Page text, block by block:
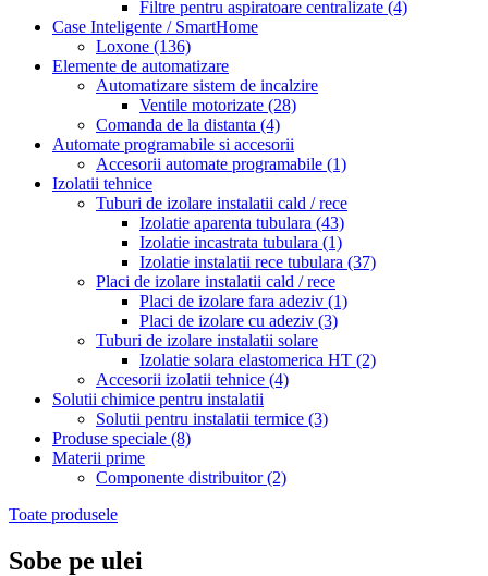
Filtre pentru aspiratoare centralizate (4)
Case Inteligente / SmartHome
Loxone (136)
Elemente de automatizare
Automatizare sistem de incalzire
Ventile motorizate (28)
Comanda de la distanta (4)
Automate programabile si accesorii
Accesorii automate programabile (1)
Izolatii tehnice
Tuburi de izolare instalatii cald / rece
Izolatie aparenta tubulara (43)
Izolatie incastrata tubulara (1)
Izolatie instalatii rece tubulara (37)
Placi de izolare instalatii cald / rece
Placi de izolare fara adeziv (1)
Placi de izolare cu adeziv (3)
Tuburi de izolare instalatii solare
Izolatie solara elastomerica HT (2)
Accesorii izolatii tehnice (4)
Solutii chimice pentru instalatii
Solutii pentru instalatii termice (3)
Produse speciale (8)
Materii prime
Componente distribuitor(2)
Toate produsele
Sobe pe ulei